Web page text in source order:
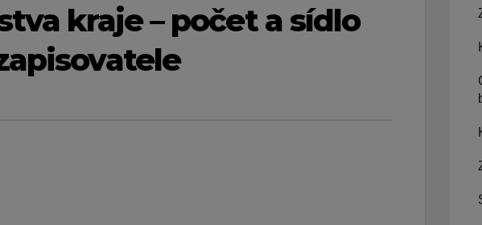
kraje – počet a sídlo